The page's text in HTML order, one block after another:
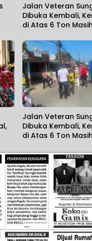
Jalan Veteran
Dibuka Kembali,
di Atas 6 Ton
Jalan Veteran
Dibuka Kembali,
di Atas 6 Ton